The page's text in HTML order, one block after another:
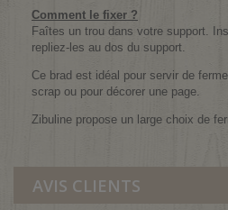
Comment le fixer ?
Faîtes un trou dans votre support.
repliez-les au dos du support.
Ce brad est idéal pour servir de
scrap ou pour décorer une page.
Zibuline propose un large choix de
AVIS CLIENTS